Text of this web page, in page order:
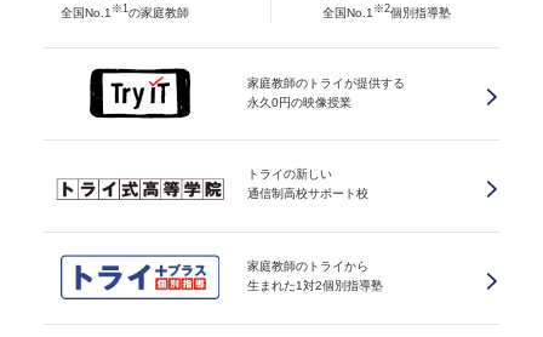
全国No.1 ※1 の家庭教師
全国No.1 ※2個別指導塾
家庭教師のトライが提供する
永久0円の映像授業
トライの新しい
通信制高校サポート校
家庭教師のトライから
生まれた1対2個別指導塾